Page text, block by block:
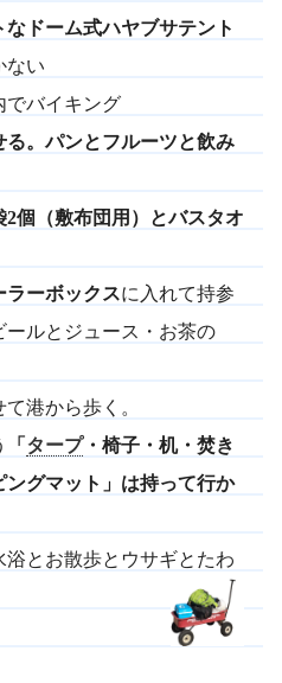
ドーム式ハヤブサテント
ない
でバイキング
る。パンとフルーツと飲み
個（敷布団用）とバスタオ
ラーボックスに入れて持参
ールとジュース・お茶の
港から歩く。
「 タープ・椅子・机・焚き
ングマット」は持って行か
とお散歩とウサギとたわ